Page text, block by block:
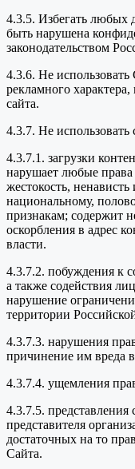
4.3.5. Избегать любых
быть нарушена
законодательством
4.3.6. Не
рекламного
сайта.
4.3.7. Не
4.3.7.1. загрузки
нарушает любые права
жестокость,
национальному,
признакам; содержит
оскорбления в адрес
власти.
4.3.7.2. побуждения к
а также содействия
нарушение
территории
4.3.7.3. нарушения
причинение им вреда
4.3.7.4. ущемления
4.3.7.5. представления
представителя
достаточных на то
Сайта.